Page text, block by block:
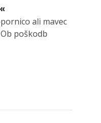
ali mavec
poškodb